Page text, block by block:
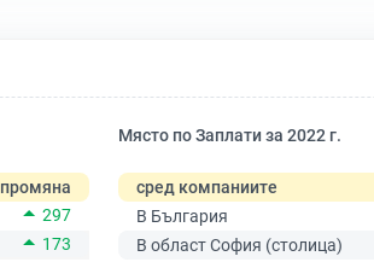
промяна
297
173
Място по Заплати за 2022 г.
сред компаниите
В България
В област София (столица)